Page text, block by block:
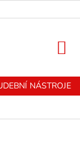
ÚDAJŮ
NÁSTROJE